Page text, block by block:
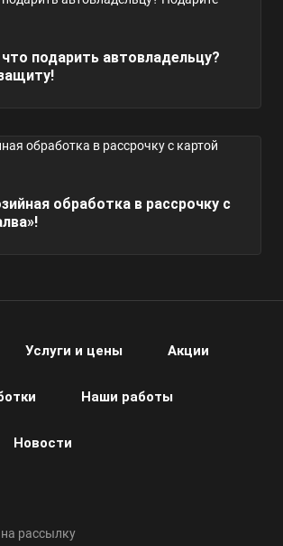
подарить автовладельцу?
обработка в рассрочку с
Услуги и цены Акции
Наши работы
Новости
рассылку